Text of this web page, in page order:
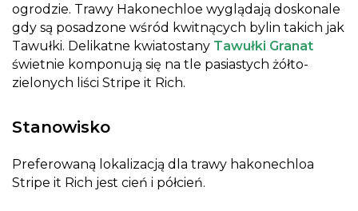
ogrodzie. Trawy Hakonechloe wyglądają doskonale
gdy są posadzone wśród kwitnących bylin takich jak
Tawułki. Delikatne kwiatostany Tawułki Granat
świetnie komponują się na tle pasiastych żółto-
zielonych liści Stripe it Rich.
Stanowisko
Preferowaną lokalizacją dla trawy hakonechloa
Stripe it Rich jest cień i półcień.